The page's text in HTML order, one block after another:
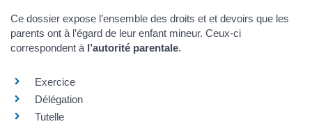
Ce dossier expose l’ensemble des droits et et devoirs que les
parents ont à l’égard de leur enfant mineur. Ceux-ci
correspondent à l’autorité parentale.
Exercice
Délégation
Tutelle